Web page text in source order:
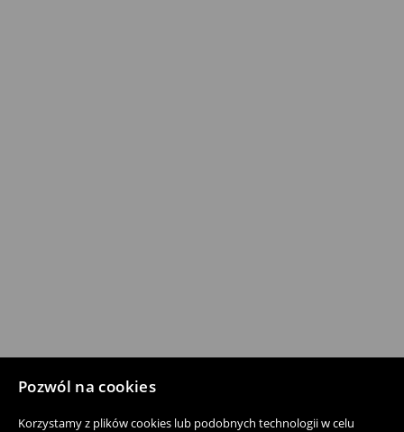
Pozwól na cookies
Korzystamy z plików cookies lub podobnych technologii w celu